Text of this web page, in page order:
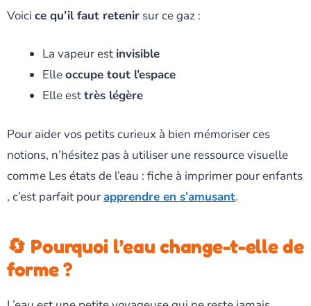
Voici ce qu’il faut retenir sur ce gaz :
La vapeur est invisible
Elleoccupe tout l’espace
Elle esttrès légère
Pour aider vos petits curieux à bien mémoriser ces
notions, n’hésitez pas à utiliser une ressource visuelle
comme Les états de l’eau : fiche à imprimer pour enfants
, c’est parfait pourapprendre en s’amusant.
🔄 Pourquoi l’eau change-t-elle de
forme ?